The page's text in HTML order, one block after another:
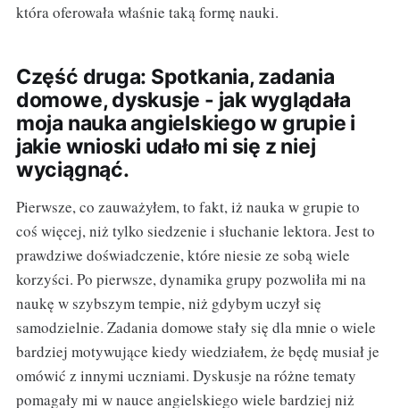
która oferowała właśnie taką formę nauki.
Część druga: Spotkania, zadania
domowe, dyskusje - jak wyglądała
moja nauka angielskiego w grupie i
jakie wnioski udało mi się z niej
wyciągnąć.
Pierwsze, co zauważyłem, to fakt, iż nauka w grupie to
coś więcej, niż tylko siedzenie i słuchanie lektora. Jest to
prawdziwe doświadczenie, które niesie ze sobą wiele
korzyści. Po pierwsze, dynamika grupy pozwoliła mi na
naukę w szybszym tempie, niż gdybym uczył się
samodzielnie. Zadania domowe stały się dla mnie o wiele
bardziej motywujące kiedy wiedziałem, że będę musiał je
omówić z innymi uczniami. Dyskusje na różne tematy
pomagały mi w nauce angielskiego wiele bardziej niż